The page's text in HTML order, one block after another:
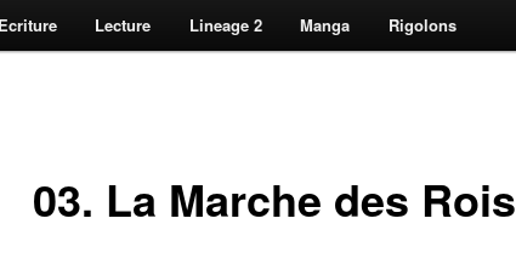
Ecriture Lecture Lineage 2 Manga Rigolons
03. La Marche des Rois